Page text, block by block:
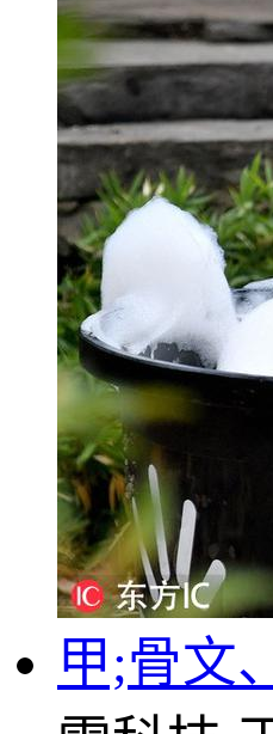
甲;骨文